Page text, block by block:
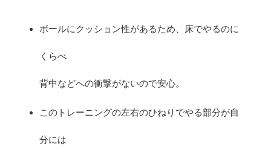
ボールにクッション性があるため、床でやるのに
くらべ
背中などへの衝撃がないので安心。
このトレーニングの左右のひねりでやる部分が自
分には